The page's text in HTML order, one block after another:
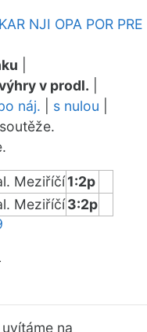
KAR NJI OPA POR PRE
v prodl.
náj. s nulou
Meziříčí1:2p
Meziříčí3:2p
na